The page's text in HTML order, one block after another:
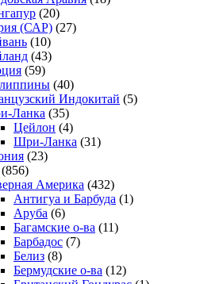
(20)
(САР) (27)
(10)
(43)
(59)
(40)
Индокитай (5)
Ланка (35)
Цейлон (4)
Шри-Ланка (31)
(23)
(856)
Америка (432)
Антигуа и Барбуда (1)
Аруба (6)
Багамские о-ва (11)
Барбадос (7)
Белиз (8)
Бермудские о-ва (12)